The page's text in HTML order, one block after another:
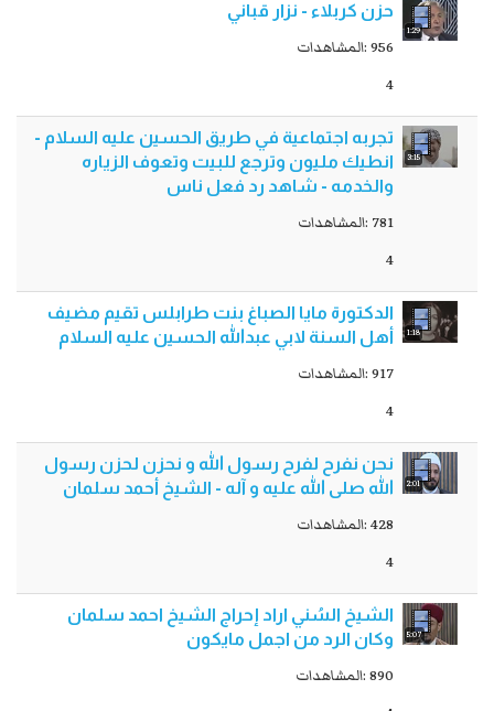
1:29
حزن كربلاء - نزار قباني
956 :المشاهدات
4
3:15
تجربه اجتماعية في طريق الحسين عليه السلام -
انطيك مليون وترجع للبيت وتعوف الزياره
والخدمه - شاهد رد فعل ناس
781 :المشاهدات
4
1:18
الدكتورة مايا الصباغ بنت طرابلس تقيم مضيف
أهل السنة لابي عبدالله الحسين عليه السلام
917 :المشاهدات
4
2:01
نحن نفرح لفرح رسول الله و نحزن لحزن رسول
الله صلى الله عليه و آله - الشيخ أحمد سلمان
428 :المشاهدات
4
5:07
الشيخ السُني اراد إحراج الشيخ احمد سلمان
وكان الرد من اجمل مايكون
890 :المشاهدات